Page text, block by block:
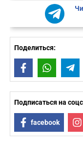
Поделиться:
FacebookWhatsApp
Подписаться на
facebook